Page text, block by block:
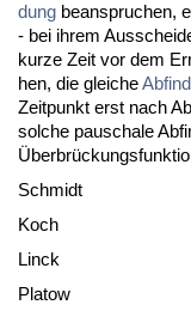
dung be­an­spru­chen,
- bei ih­rem
kur­ze Zeit vor dem
hen, die glei­che
Zeit­punkt erst nach
sol­che pau­scha­le
Schmidt
Koch
Linck
Pla­tow